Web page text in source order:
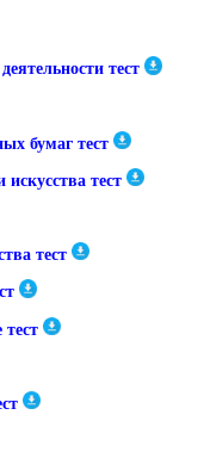
тест
бумаг тест
тест
тест